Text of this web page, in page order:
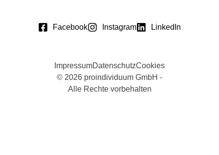
Facebook Instagram LinkedIn
© 2026 proindividuum GmbH -
Alle Rechte vorbehalten
ImpressumDatenschutzCookies